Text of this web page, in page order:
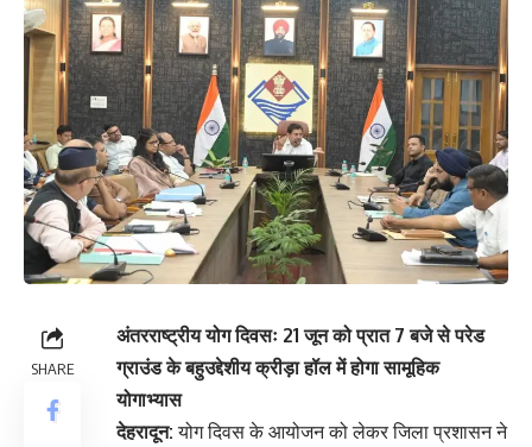
SHARE
अंतरराष्ट्रीय योग दिवसः 21 जून को प्रात 7 बजे से परेड
ग्राउंड के बहुउद्देशीय क्रीड़ा हॉल में होगा सामूहिक
योगाभ्यास
देहरादून:योग दिवस के आयोजन को लेकर जिला प्रशासन ने